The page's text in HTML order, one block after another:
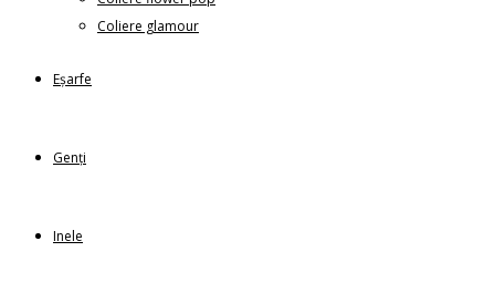
Coliere glamour
Eșarfe
Genți
Inele